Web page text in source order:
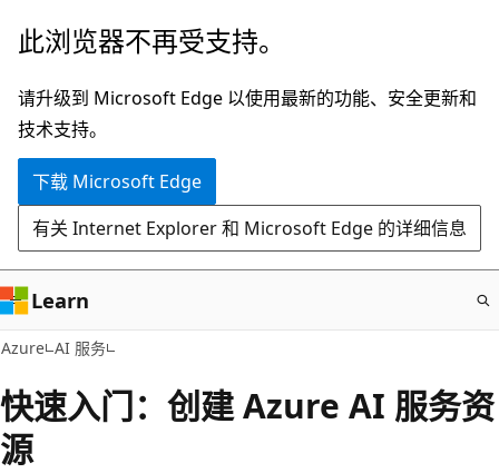
跳
主
要
内
此浏览器不再受支持。
请升级到 Microsoft Edge 以使用最新的功能、安全更新和
技术支持。
下载 Microsoft Edge
有关 Internet Explorer 和 Microsoft Edge 的详细信息
Learn
Azure AI 服务
快速入门：创建 Azure AI 服务资
源